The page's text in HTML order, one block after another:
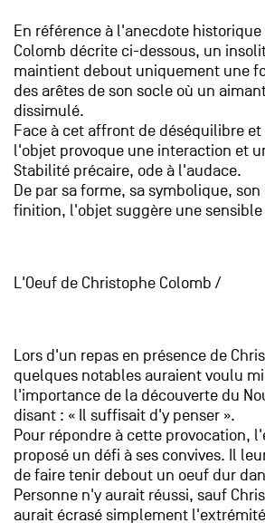
En référence à l'anecdote
Colomb décrite ci-dessous, un
maintient debout uniquement une
des arêtes de son socle où un
dissimulé.
Face à cet affront de déséquilibre
l'objet provoque une interaction et
Stabilité précaire, ode à l'audace.
De par sa forme, sa symbolique, son
finition, l'objet suggère une
L'Oeuf de Christophe Colomb /
Lors d'un repas en présence de
quelques notables auraient voulu
l'importance de la découverte du
disant : « Il suffisait d'y penser ».
Pour répondre à cette provocation,
proposé un défi à ses convives. Il
de faire tenir debout un oeuf dur
Personne n'y aurait réussi, sauf
aurait écrasé simplement